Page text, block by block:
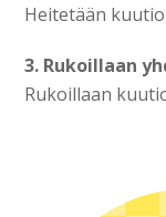
Heitetään
3. Rukoillaan
Rukoillaan